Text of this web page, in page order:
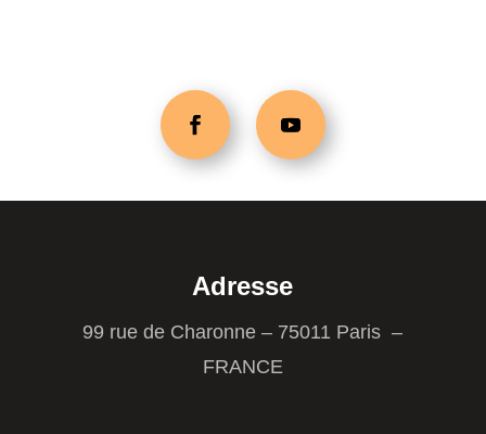
Adresse
99 rue de Charonne – 75011 Paris –
FRANCE